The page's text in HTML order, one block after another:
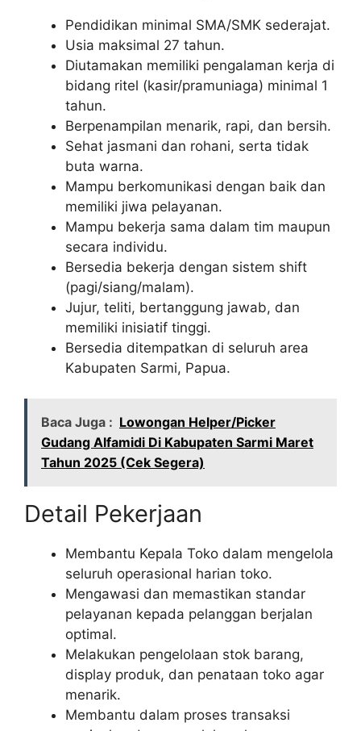
Pendidikan minimal SMA/SMK sederajat.
Usia maksimal 27 tahun.
Diutamakan memiliki pengalaman kerja di
bidang ritel (kasir/pramuniaga) minimal 1
tahun.
Berpenampilan menarik, rapi, dan bersih.
Sehat jasmani dan rohani, serta tidak
buta warna.
Mampu berkomunikasi dengan baik dan
memiliki jiwa pelayanan.
Mampu bekerja sama dalam tim maupun
secara individu.
Bersedia bekerja dengan sistem shift
(pagi/siang/malam).
Jujur, teliti, bertanggung jawab, dan
memiliki inisiatif tinggi.
Bersedia ditempatkan di seluruh area
Kabupaten Sarmi, Papua.
Baca Juga : Lowongan Helper/Picker
Gudang Alfamidi Di Kabupaten Sarmi Maret
Tahun 2025 (Cek Segera)
Detail Pekerjaan
Membantu Kepala Toko dalam mengelola
seluruh operasional harian toko.
Mengawasi dan memastikan standar
pelayanan kepada pelanggan berjalan
optimal.
Melakukan pengelolaan stok barang,
display produk, dan penataan toko agar
menarik.
Membantu dalam proses transaksi